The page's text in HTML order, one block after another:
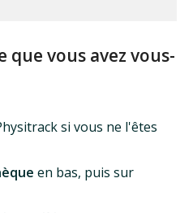
vous avez vous-
si vous ne l'êtes
en bas, puis sur